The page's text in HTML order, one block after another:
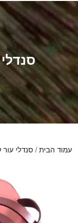
עמוד הבית / סנדלי עור